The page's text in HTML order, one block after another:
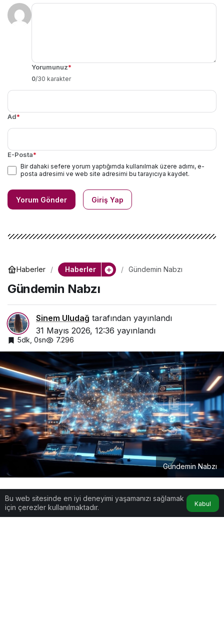
Yorumunuz*
0/30 karakter
Ad*
E-Posta*
Bir dahaki sefere yorum yaptığımda kullanılmak üzere adımı, e-
posta adresimi ve web site adresimi bu tarayıcıya kaydet.
Yorum Gönder Giriş Yap
Haberler Haberler Gündemin Nabzı
Gündemin Nabzı
Sinem Uludağ tarafından yayınlandı
31 Mayıs 2026, 12:36 yayınlandı
5dk, 0sn 7.296
Gündemin Nabzı
Google'da Abone Ol
0 Paylaş
Bu web sitesinde en iyi deneyimi yaşamanızı sağlamak
için çerezler kullanılmaktadır.
Kabul